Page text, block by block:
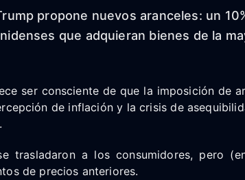
propone nuevos aranceles: un
que adquieran bienes de la
ser consciente de que la imposición de
de inflación y la crisis de
trasladaron a los consumidores, pero
de precios anteriores.